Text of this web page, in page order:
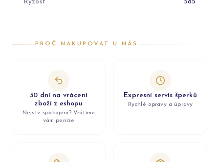
Ryzost 585
PROČ NAKUPOVAT U NÁS
30 dní na vrácení
zboží z eshopu
Nejste spokojeni? Vrátíme
vám peníze
Expresní servis šperků
Rychlé opravy a úpravy